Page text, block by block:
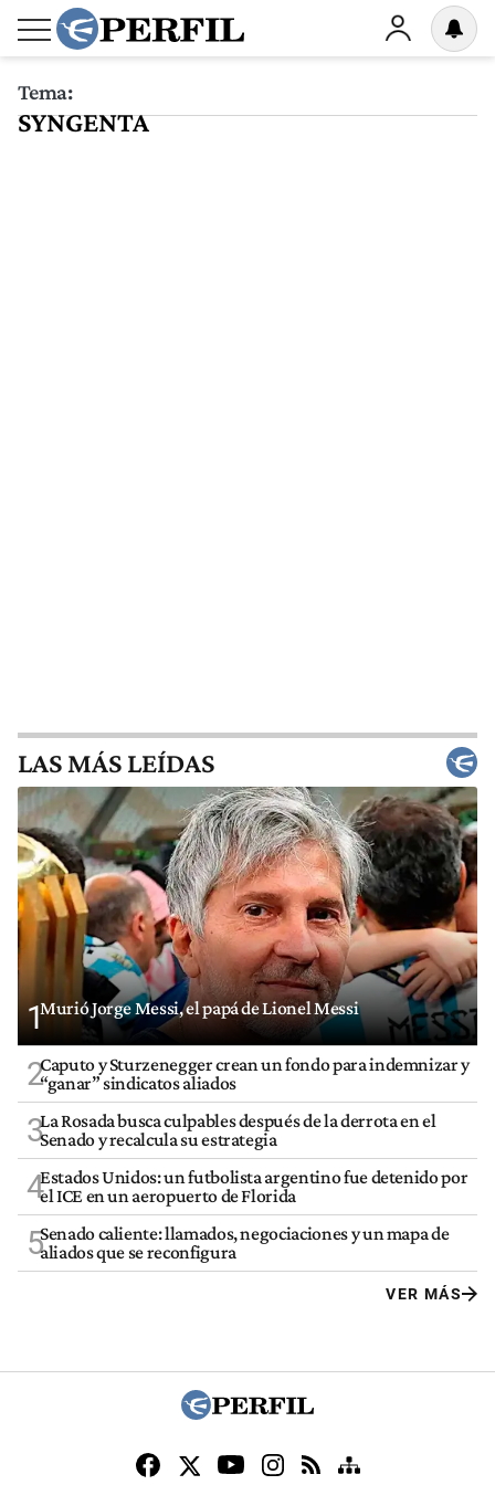
Tema:
SYNGENTA
LAS MÁS LEÍDAS
1Murió Jorge Messi, el papá de Lionel Messi
2Caputo y Sturzenegger crean un fondo para indemnizar y
“ganar” sindicatos aliados
3La Rosada busca culpables después de la derrota en el
Senado y recalcula su estrategia
4Estados Unidos: un futbolista argentino fue detenido por
el ICE en un aeropuerto de Florida
5Senado caliente: llamados, negociaciones y un mapa de
aliados que se reconfigura
VER MÁS